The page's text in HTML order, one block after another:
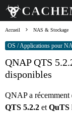
Accueil NAS & Stockage
OS / Applications pour
QNAP QTS
disponibles
QNAP a récemment
QTS 5.2.2 et QuTS